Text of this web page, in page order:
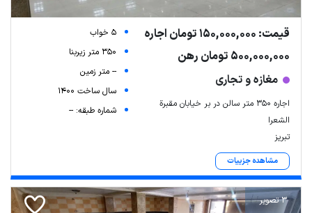
قیمت: 150,000,000 تومان اجاره
500,000,000 تومان رهن
مغازه و تجاری
اجاره ۳۵۰ متر سالن در بر خیابان مقبرة
الشعرا
تبریز
مشاهده جزییات
5 خواب
350 متر زیربنا
-- متر زمین
سال ساخت 1400
شماره طبقه: --
3 تصویر